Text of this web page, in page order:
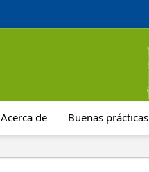
Acerca de Buenas prácticas